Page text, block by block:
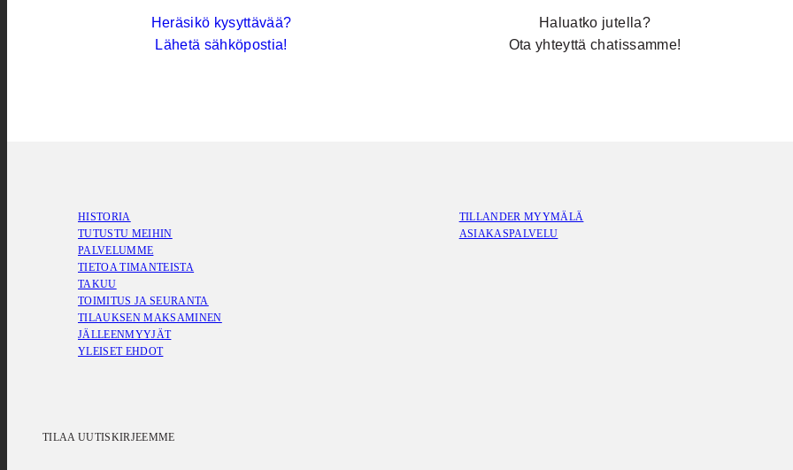
Heräsikö kysyttävää?
Lähetä sähköpostia!
Haluatko jutella?
Ota yhteyttä chatissamme!
HISTORIA
TUTUSTU MEIHIN
PALVELUMME
TIETOA TIMANTEISTA
TAKUU
TOIMITUS JA SEURANTA
TILAUKSEN MAKSAMINEN
JÄLLEENMYYJÄT
YLEISET EHDOT
TILLANDER MYYMÄLÄ
ASIAKASPALVELU
TILAA UUTISKIRJEEMME